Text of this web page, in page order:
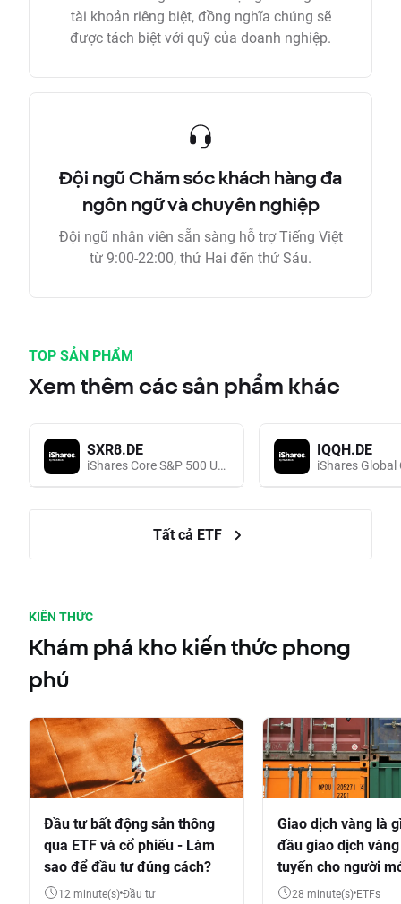
tài khoản riêng biệt, đồng nghĩa chúng sẽ
được tách biệt với quỹ của doanh nghiệp.
Đội ngũ Chăm sóc khách hàng đa
ngôn ngữ và chuyên nghiệp
Đội ngũ nhân viên sẵn sàng hỗ trợ Tiếng Việt
từ 9:00-22:00, thứ Hai đến thứ Sáu.
TOP SẢN PHẨM
Xem thêm các sản phẩm khác
SXR8.DE
iShares Core S&P 500 UCITS (Acc EUR)
IQQH.DE
Tất cả ETF
KIẾN THỨC
Khám phá kho kiến thức phong
phú
Đầu tư bất động sản thông
qua ETF và cổ phiếu - Làm
sao để đầu tư đúng cách?
12 minute(s) Đầu tư
Giao dịch vàng là
đầu giao dịch
tuyến cho người
28 minute(s) ETFs